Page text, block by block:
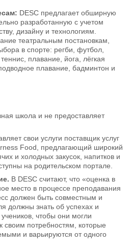
DESC предлагает обширную
разработанную с учетом
дизайну и технологиям.
театральным постановкам,
в спорте: регби, футбол,
плавание, йога, лёгкая
плавание, бадминтон и
школа и не предоставляет
свои услуги поставщик услуг
Food, предлагающий широкий
и холодных закусок, напитков и
на родительском портале.
В DESC считают, что «оценка в
место в процессе преподавания
должен быть совместным и
должны знать об успехах и
чтобы они могли
своим потребностям, которые
и варьируются от одного